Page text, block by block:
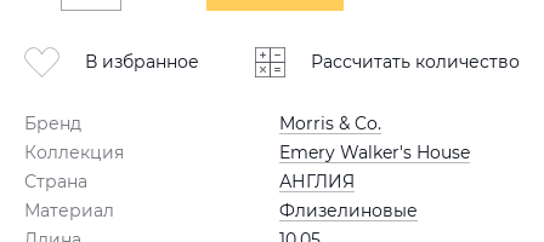
В избранное Рассчитать количество
Бренд
Morris & Co.
Коллекция
Emery Walker's House
Страна
АНГЛИЯ
Материал
Флизелиновые